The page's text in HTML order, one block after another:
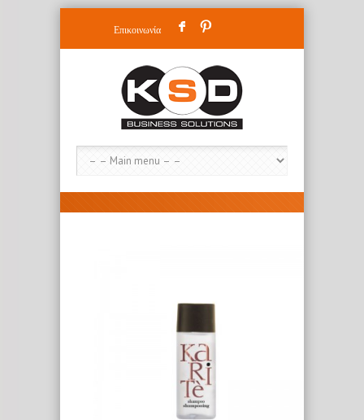
Επικοινωνία F :